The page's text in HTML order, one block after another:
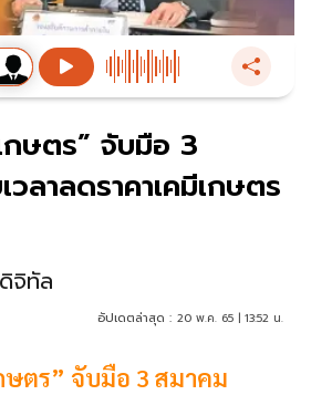
ษตร” จับมือ 3
ลาลดราคาเคมีเกษตร
จิทัล
อัปเดตล่าสุด : 20 พ.ค. 65 | 13:52 น.
ตร” จับมือ 3 สมาคม